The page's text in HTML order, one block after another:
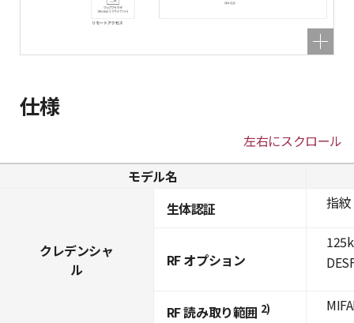
仕様
左右にスクロール
モデル名
クレデンシャ
ル
生体認証
RF オプション
RF 読み取り範囲 2)
指紋